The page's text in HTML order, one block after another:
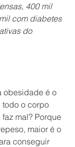
400 mil
com diabetes
do
obesidade é o
o corpo
mal? Porque
maior é o
conseguir